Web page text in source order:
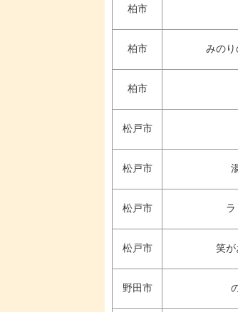
柏市
柏市 みの
柏市
松戸市
松戸市
松戸市
松戸市 笑
野田市